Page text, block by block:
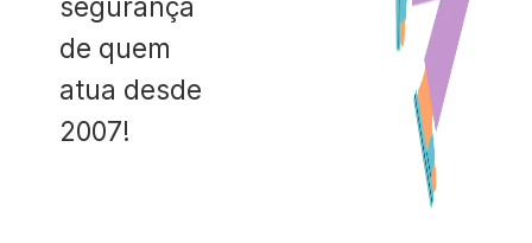
de quem
atua desde
2007!